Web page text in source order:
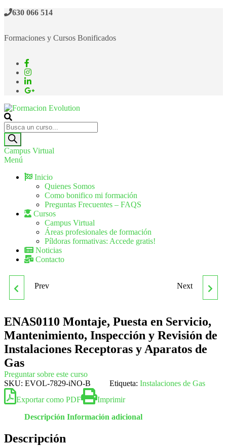
630 066 514
Formaciones y Cursos Bonificados
Formacion Evolution
Cursos de formación continua
Campus Virtual
Menú
Inicio
Quienes Somos
Como bonifico mi formación
Preguntas Frecuentes – FAQS
Cursos
Campus Virtual
Áreas profesionales de formación
Píldoras formativas: Accede gratis!
Noticias
Contacto
ENAL0210 GESTIÓN DEL
MANTENIMIENTO DE
ELÉCTRICAS
Prev ENAS0208 GESTIÓN DEL
MANTENIMIENTO DE
Next
ENAS0110 Montaje, Puesta en Servicio,
Mantenimiento, Inspección y Revisión de
Instalaciones Receptoras y Aparatos de
Gas
Preguntar sobre este curso
SKU: EVOL-7829-iNO-B Etiqueta: Instalaciones de Gas
Exportar como PDF
Imprimir
Descripción Información adicional
Descripción